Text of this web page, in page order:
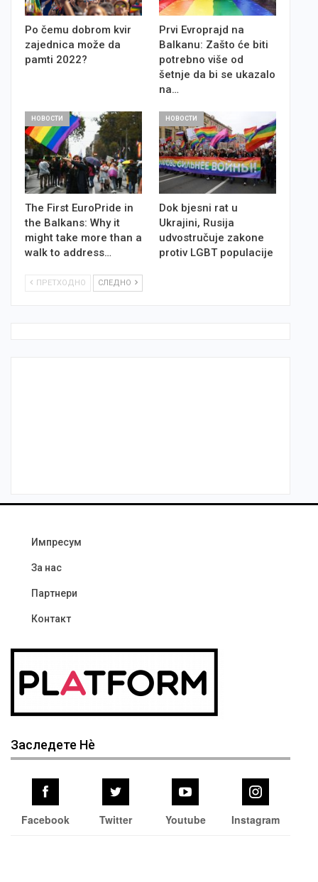
Po čemu dobrom kvir
zajednica može da
pamti 2022?
Prvi Evroprajd na
Balkanu: Zašto će biti
potrebno više od
šetnje da bi se ukazalo
na…
НОВОСТИ
The First EuroPride in
the Balkans: Why it
might take more than a
walk to address…
НОВОСТИ
Dok bjesni rat u
Ukrajini, Rusija
udvostručuje zakone
protiv LGBT populacije
ПРЕТХОДНО СЛЕДНО
Импресум
За нас
Партнери
Контакт
Заследете Нѐ
Facebook Twitter Youtube Instagram